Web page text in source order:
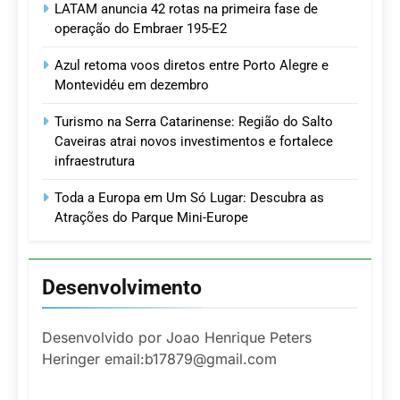
LATAM anuncia 42 rotas na primeira fase de
operação do Embraer 195-E2
Azul retoma voos diretos entre Porto Alegre e
Montevidéu em dezembro
Turismo na Serra Catarinense: Região do Salto
Caveiras atrai novos investimentos e fortalece
infraestrutura
Toda a Europa em Um Só Lugar: Descubra as
Atrações do Parque Mini-Europe
Desenvolvimento
Desenvolvido por Joao Henrique Peters
Heringer email:b17879@gmail.com